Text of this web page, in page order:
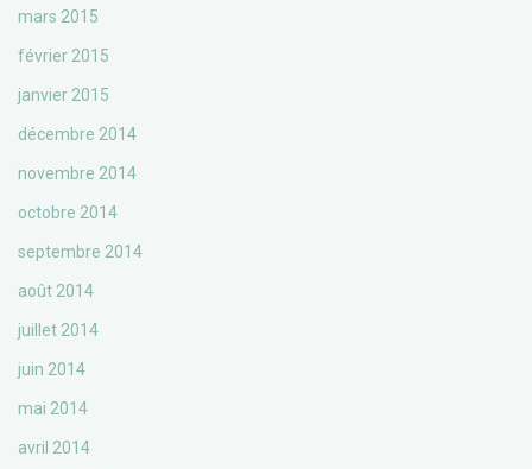
mars 2015
février 2015
janvier 2015
décembre 2014
novembre 2014
octobre 2014
septembre 2014
août 2014
juillet 2014
juin 2014
mai 2014
avril 2014